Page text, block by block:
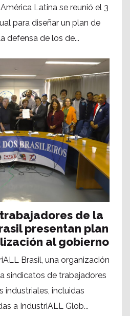
Latina se reunió el 3
para diseñar un plan de
defensa de los de...
de la
presentan plan
al gobierno
Brasil, una organización
sindicatos de trabajadores
industriales, incluidas
a IndustriALL Glob...